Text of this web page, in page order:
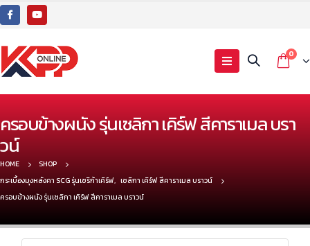
0
ครอบข้างผนัง รุ่นเซลิกา เคิร์ฟ สีคาราเมล บรา
วน์
HOME
SHOP
กระเบื้องมุงหลังคา SCG รุ่นเซริก้าเคิร์ฟ, เซลิกา เคิร์ฟ สีคาราเมล บราวน์
ครอบข้างผนัง รุ่นเซลิกา เคิร์ฟ สีคาราเมล บราวน์